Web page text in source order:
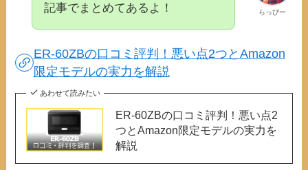
らっぴー
記事でまとめてあるよ！
ER-60ZBの口コミ評判！悪い点2つとAmazon
限定モデルの実力を解説
あわせて読みたい
ER-60ZBの口コミ評判！悪い点2
つとAmazon限定モデルの実力を
解説